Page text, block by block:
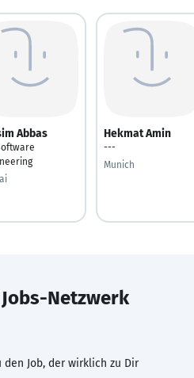
Abbas Hekmat Amin
---
Munich
Jobs-Netzwerk
den Job, der wirklich zu Dir